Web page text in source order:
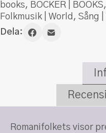
books, BÖCKER | BOOKS,
Folkmusik | World , Sång |
Dela:
Romanifolkets visor